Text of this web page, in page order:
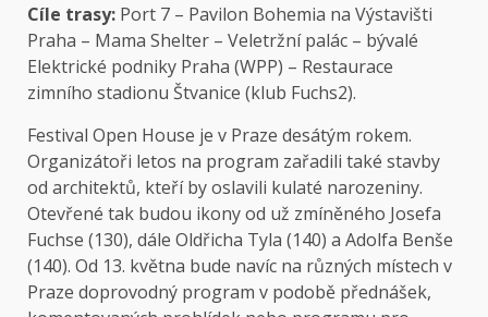
Cíle trasy: Port 7 – Pavilon Bohemia na Výstavišti
Praha – Mama Shelter – Veletržní palác – bývalé
Elektrické podniky Praha (WPP) – Restaurace
zimního stadionu Štvanice (klub Fuchs2).
Festival Open House je v Praze desátým rokem.
Organizátoři letos na program zařadili také stavby
od architektů, kteří by oslavili kulaté narozeniny.
Otevřené tak budou ikony od už zmíněného Josefa
Fuchse (130), dále Oldřicha Tyla (140) a Adolfa Benše
(140). Od 13. května bude navíc na různých místech v
Praze doprovodný program v podobě přednášek,